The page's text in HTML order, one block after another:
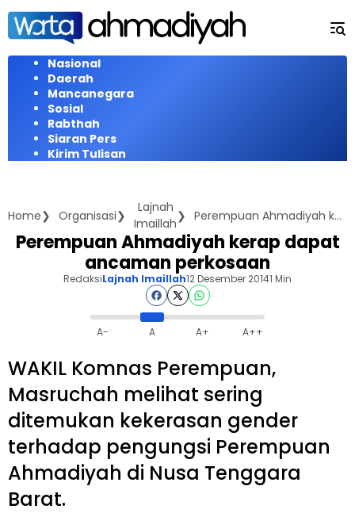
Langsung
konten
Nasional
Daerah
Mancanegara
Sosial
Rabthah
Siaran Pers
Kirim Tulisan
Home Organisasi
Lajnah
Imaillah
Perempuan Ahmadiyah kerap dapat ancaman perkosaan
Perempuan Ahmadiyah kerap dapat
ancaman perkosaan
RedaksiLajnah Imaillah12 Desember 20141 Min
A- A A+ A++
WAKIL Komnas Perempuan,
Masruchah melihat sering
ditemukan kekerasan gender
terhadap pengungsi Perempuan
Ahmadiyah di Nusa Tenggara
Barat.